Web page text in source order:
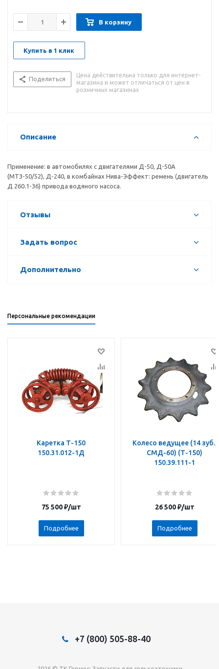
В корзину
Купить в 1 клик
Поделиться
Цена действительна только для интернет-
магазина и может отличаться от цен в
розничных магазинах
Описание
Применение: в автомобилях с двигателями Д-50, Д-50А
(МТЗ-50/52), Д-240, в комбайнах Нива-Эффект: ремень (двигатель
Д 260.1-36) привода водяного насоса.
Отзывы
Задать вопрос
Дополнительно
Персональные рекомендации
Каретка Т-150
150.31.012-1Д
75 500₽/шт
Подробнее
Колесо ведущее (14 зуб.,
СМД-60) (Т-150)
150.39.111-1
26 500₽/шт
Подробнее
+7 (800) 505-88-40